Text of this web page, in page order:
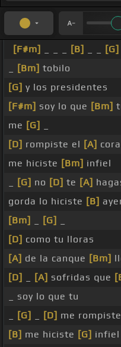
[F#m] [B] [G]
[Bm] tobilo
[G] y los presidentes
[F#m] soy lo que [Bm]
me [G]
[D] rompiste el [A]
me hiciste [Bm] infiel
[G] no [D] te [A]
gorda lo hiciste [B]
[Bm]
[G]
[D] como tu lloras
[A] de la canque [Bm]
[D]
[A] sofridas que
_ soy lo que tu
[G] [D] me rompiste
[B] me hiciste [G] infiel